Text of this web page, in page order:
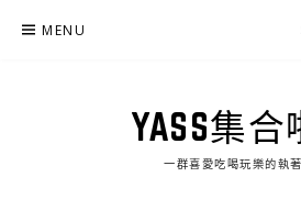
MENU
YASS集合
一群喜愛吃喝玩樂的執